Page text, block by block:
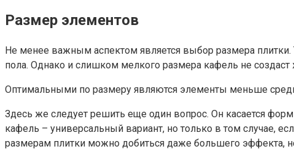
Размер элементов
Не менее важным аспектом является выбор размера плитки.
пола. Однако и слишком мелкого размера кафель не
Оптимальными по размеру являются элементы меньше
Здесь же следует решить еще один вопрос. Он касается
кафель – универсальный вариант, но только в том случае,
размерам плитки можно добиться даже большего эффекта,